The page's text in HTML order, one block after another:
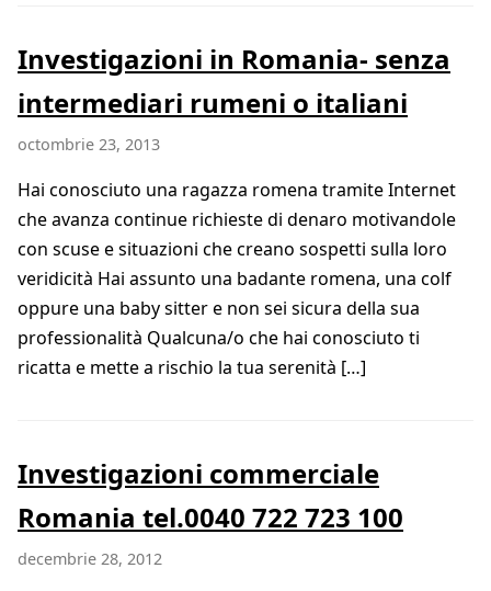
Investigazioni in Romania- senza
intermediari rumeni o italiani
octombrie 23, 2013
Hai conosciuto una ragazza romena tramite Internet
che avanza continue richieste di denaro motivandole
con scuse e situazioni che creano sospetti sulla loro
veridicità Hai assunto una badante romena, una colf
oppure una baby sitter e non sei sicura della sua
professionalità Qualcuna/o che hai conosciuto ti
ricatta e mette a rischio la tua serenità […]
Investigazioni commerciale
Romania tel.0040 722 723 100
decembrie 28, 2012